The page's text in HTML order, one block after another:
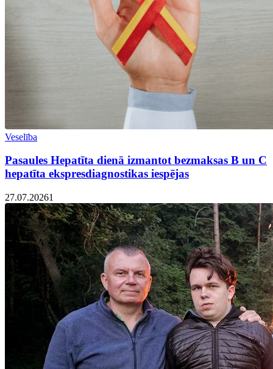
Veselība
Pasaules Hepatīta dienā izmantot bezmaksas B un C
hepatīta ekspresdiagnostikas iespējas
27.07.20261